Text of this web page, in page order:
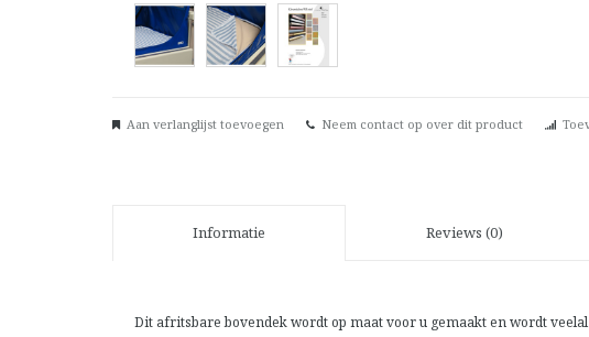
Aan verlanglijst toevoegen Neem contact op over dit product
Informatie Reviews (0)
Dit afritsbare bovendek wordt op maat voor u gemaakt en wordt